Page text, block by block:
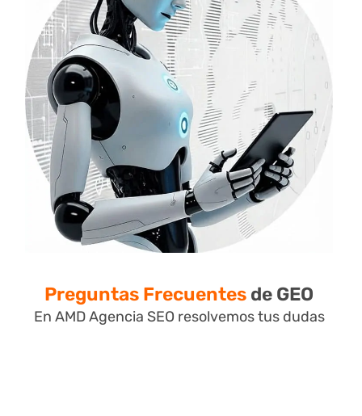
Preguntas Frecuentes de GEO
En AMD Agencia SEO resolvemos tus dudas